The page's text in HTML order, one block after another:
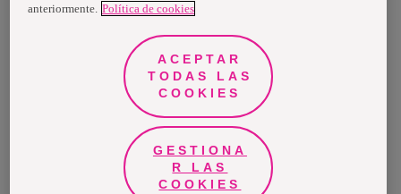
Nosotras, una marca de Essity - una compañía global líder en
mundo, utilizan nuestros productos, servicios y soluciones. Nuestro
propósito es romper barreras por el bienestar en beneficio de
consumidores, pacientes, cuidadores, clientes y la sociedad en
general. Vendemos en aproximadamente 150 países bajo las
principales marcas globales TENA y Tork, así como otras marcas
como Actimove, Cutimed, JOBST, Knix, Leukoplast, Libero, Libresse,
Lotus, Modibodi, Nosotras, Saba, Tempo, TOM Organic y Zewa. En
2024, Essity tuvo ventas de aproximadamente 13 mil millones de
euros y empleó a 36,000 personas. La sede de la compañía está
ubicada en Estocolmo, Suecia, y Essity cotiza en Nasdaq Estocolmo.
Más información en www.essity.com.
anteriormente. Política de cookies
ACEPTAR
TODAS LAS
COOKIES
GESTIONA
R LAS
COOKIES